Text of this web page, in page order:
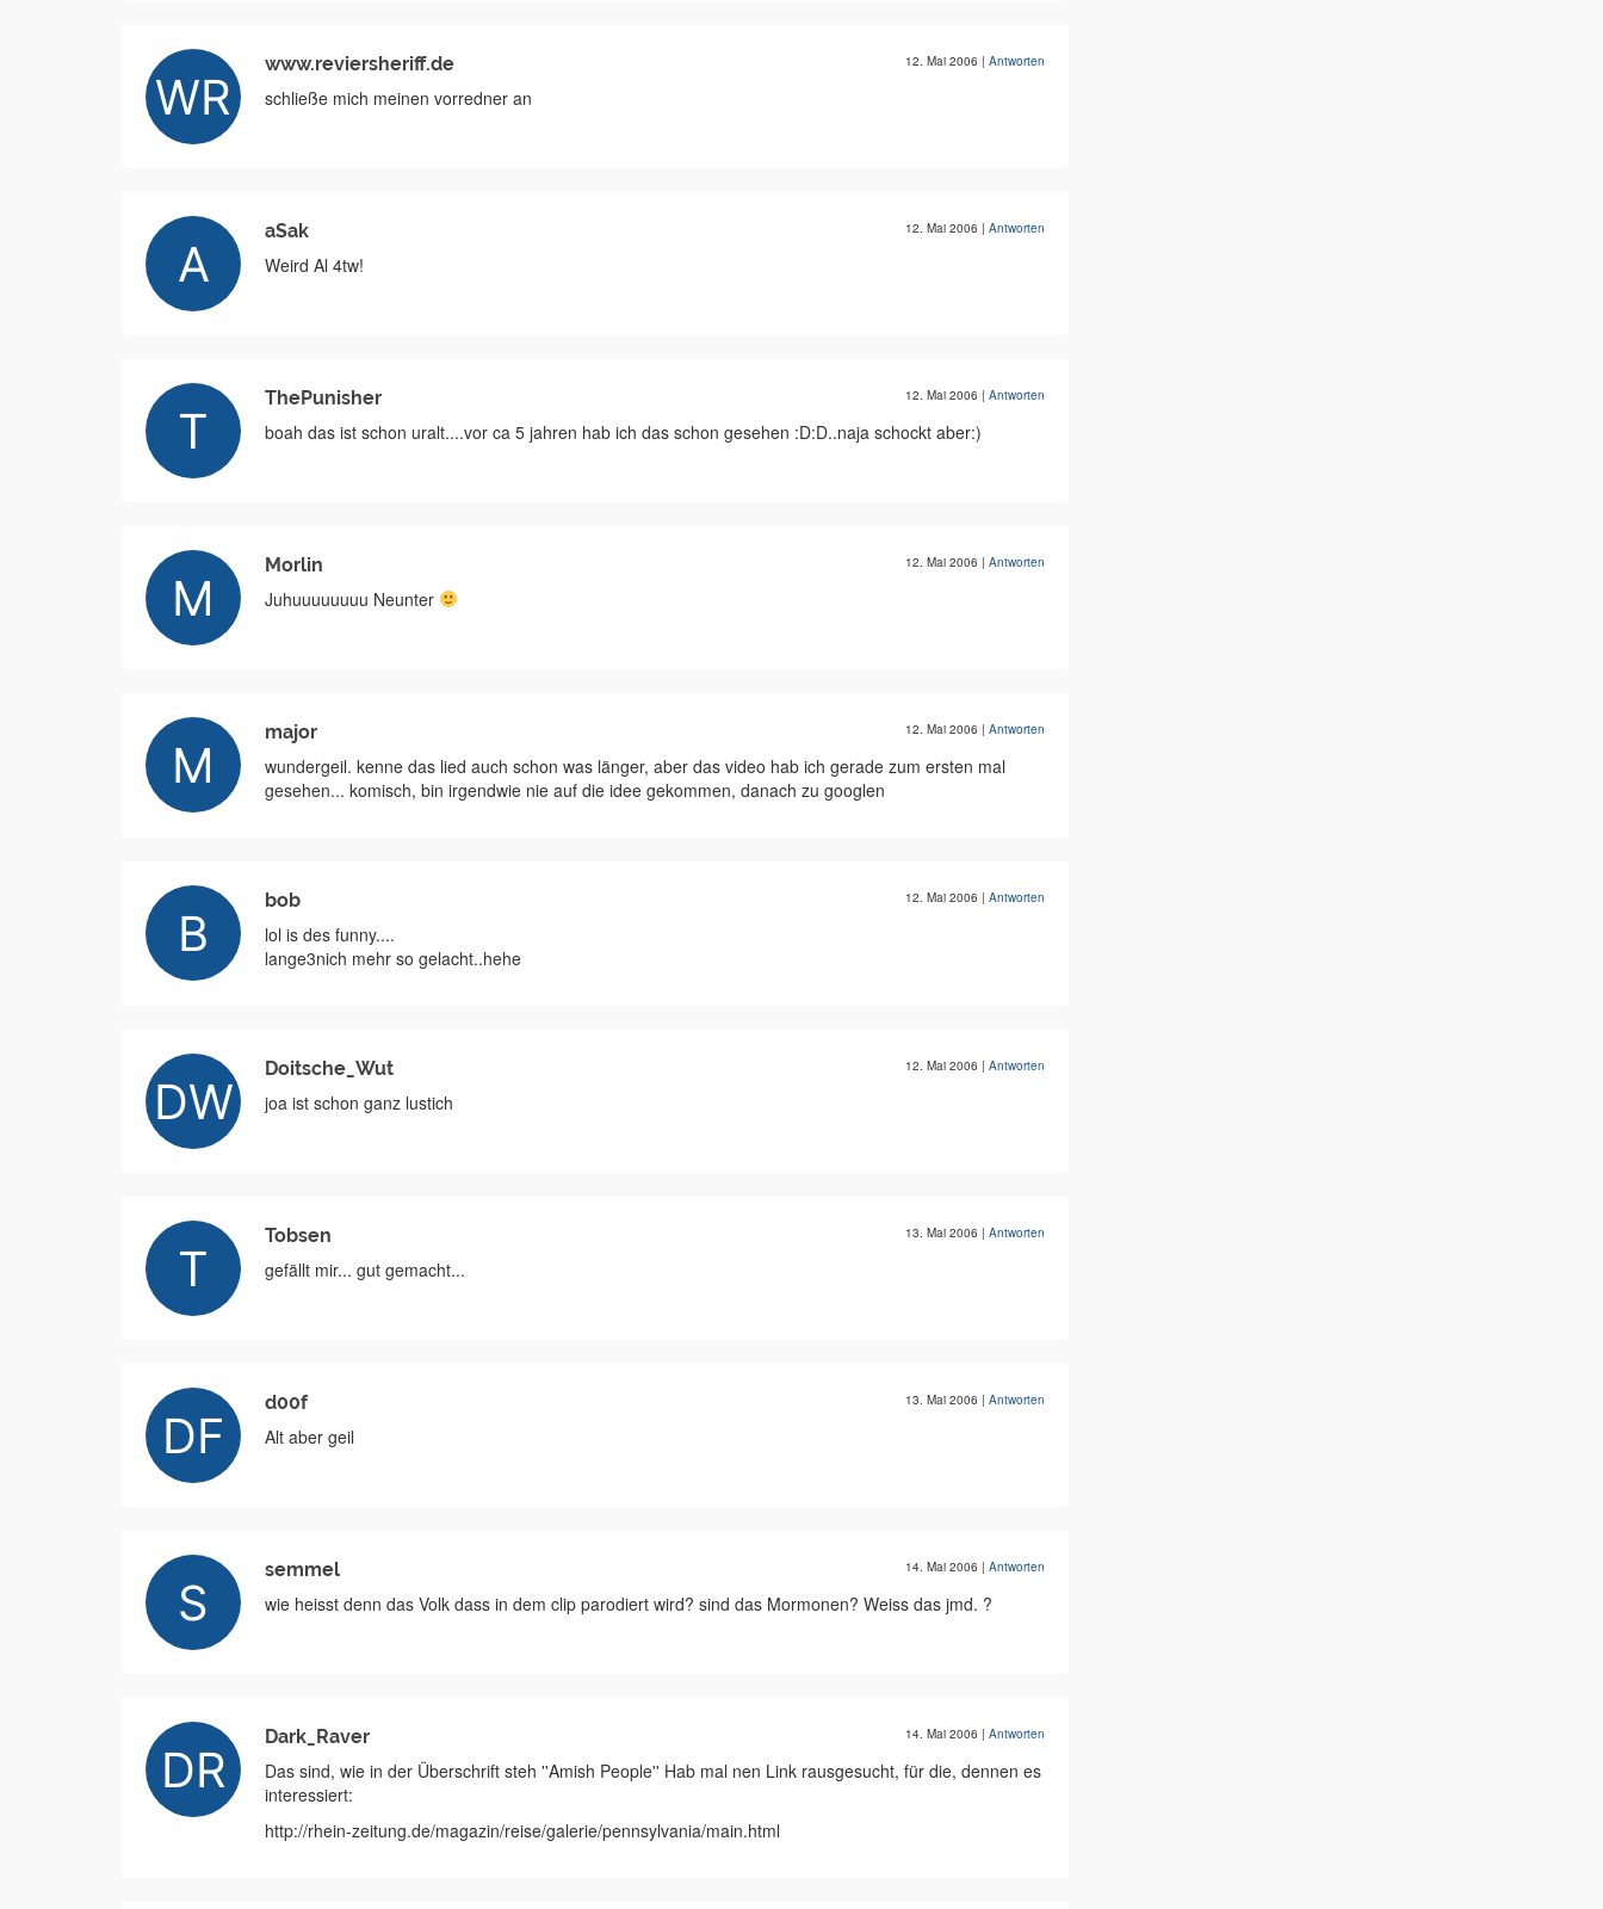
www.reviersheriff.de 12. Mai 2006 | Antworten
schließe mich meinen vorredner an
aSak 12. Mai 2006 | Antworten
Weird Al 4tw!
ThePunisher 12. Mai 2006 | Antworten
boah das ist schon uralt....vor ca 5 jahren hab ich das schon gesehen :D:D..naja schockt aber:)
Morlin 12. Mai 2006 | Antworten
Juhuuuuuuuu Neunter
major 12. Mai 2006 | Antworten
wundergeil. kenne das lied auch schon was länger, aber das video hab ich gerade zum ersten mal
gesehen... komisch, bin irgendwie nie auf die idee gekommen, danach zu googlen
bob 12. Mai 2006 | Antworten
lol is des funny....
lange3nich mehr so gelacht..hehe
Doitsche_Wut 12. Mai 2006 | Antworten
joa ist schon ganz lustich
Tobsen 13. Mai 2006 | Antworten
gefällt mir... gut gemacht...
d00f 13. Mai 2006 | Antworten
Alt aber geil
semmel 14. Mai 2006 | Antworten
wie heisst denn das Volk dass in dem clip parodiert wird? sind das Mormonen? Weiss das jmd. ?
Dark_Raver 14. Mai 2006 | Antworten
Das sind, wie in der Überschrift steh ''Amish People'' Hab mal nen Link rausgesucht, für die, dennen es
interessiert:
http://rhein-zeitung.de/magazin/reise/galerie/pennsylvania/main.html